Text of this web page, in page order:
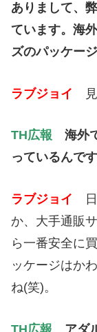
ありまして、
ています。海
ズのパッケー
ラブジョイ 見
TH広報 海外
っているんで
ラブジョイ 日
か、大手通販
ら一番安全に
ッケージはか
ね(笑)。